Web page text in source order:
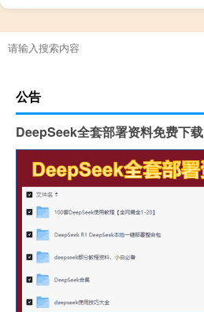
公告
DeepSeek全套部署资料免费下载